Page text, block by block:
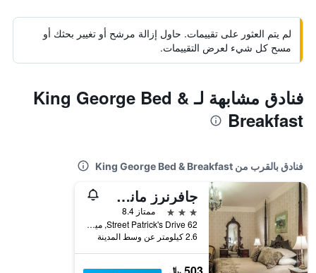
لم يتم العثور على تقييمات. حاول إزالة مرشح أو تغيير بحثك أو
مسح كل شيء لعرض التقييمات.
فنادق مشابهة لـ King George Bed &
Breakfast
فنادق بالقرب من King George Bed & Breakfast
جافرنرز مانشن إن
3 نجوم
ممتاز 8.4
62 Street Patrick's Drive, ميراميتشي, NB, كندا
2.6 كيلومتر عن وسط المدينة